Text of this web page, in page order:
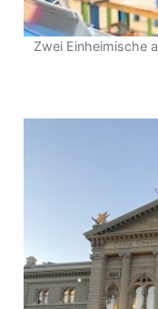
Zwei Einheimische